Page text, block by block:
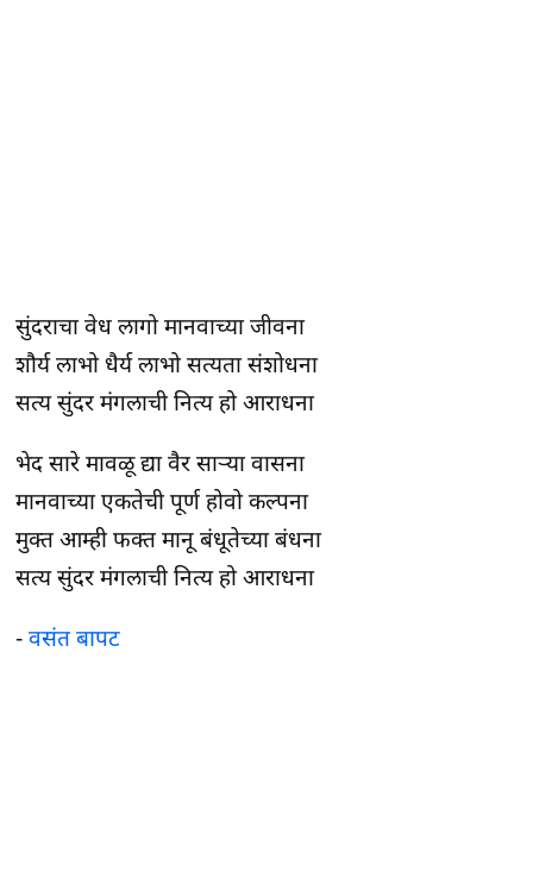
सुंदराचा वेध लागो मानवाच्या जीवना
शौर्य लाभो धैर्य लाभो सत्यता संशोधना
सत्य सुंदर मंगलाची नित्य हो आराधना
भेद सारे मावळू द्या वैर साऱ्या वासना
मानवाच्या एकतेची पूर्ण होवो कल्पना
मुक्त आम्ही फक्त मानू बंधूतेच्या बंधना
सत्य सुंदर मंगलाची नित्य हो आराधना
-वसंत बापट